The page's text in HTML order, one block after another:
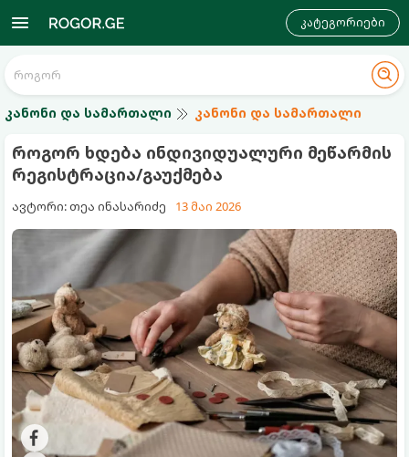
კატეგორიები
კანონი და სამართალი კანონი და სამართალი
როგორ ხდება ინდივიდუალური მეწარმის
რეგისტრაცია/გაუქმება
ავტორი: თეა ინასარიძე 13 მაი 2026